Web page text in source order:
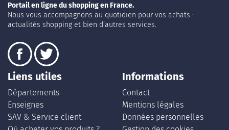
Portail en ligne du shopping en France.
Nous vous accompagnons au quotidien pour vos achats :
actualités shopping et bien d’autres services.
Liens utiles
Départements
Enseignes
SAV & Service client
Informations
Contact
Mentions légales
Données personnelles